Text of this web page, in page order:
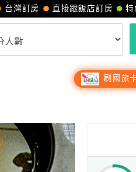
特
直接跟飯店訂房
台灣訂房
刷國旅